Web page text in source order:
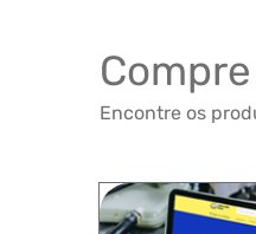
Encontre os